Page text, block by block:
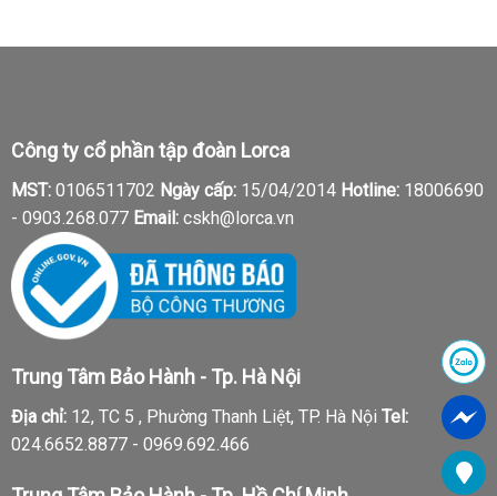
Công ty cổ phần tập đoàn Lorca
MST:0106511702 Ngày cấp:15/04/2014 Hotline:18006690
- 0903.268.077 Email:cskh@lorca.vn
Trung Tâm Bảo Hành - Tp. Hà Nội
Địa chỉ:12, TC 5 , Phường Thanh Liệt, TP. Hà Nội Tel:
024.6652.8877 - 0969.692.466